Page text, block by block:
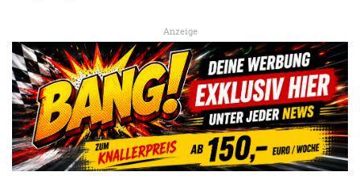
Anzeige